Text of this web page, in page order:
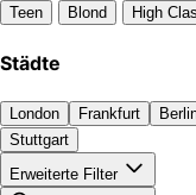
Teen Blond High
Städte
London Frankfurt
Stuttgart
Erweiterte Filter